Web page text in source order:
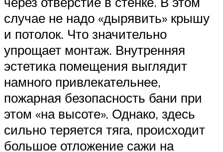
случае не надо «дырявить» крышу
и потолок. Что значительно
упрощает монтаж. Внутренняя
эстетика помещения выглядит
намного привлекательнее,
пожарная безопасность бани при
этом «на высоте». Однако, здесь
сильно теряется тяга, происходит
большое отложение сажи на